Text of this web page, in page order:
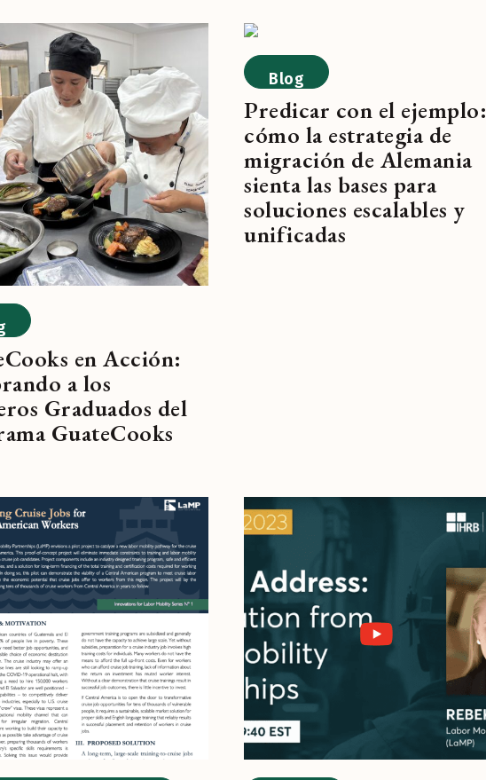
en Acción:
a los
Graduados del
GuateCooks
Blog
Predicar con el ejemplo:
cómo la estrategia de
migración de Alemania
sienta las bases para
soluciones escalables y
unificadas